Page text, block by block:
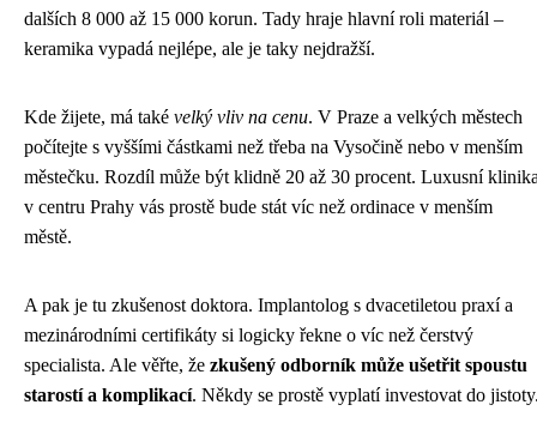
dalších 8 000 až 15 000 korun. Tady hraje hlavní roli materiál –
keramika vypadá nejlépe, ale je taky nejdražší.
Kde žijete, má také velký vliv na cenu. V Praze a velkých městech
počítejte s vyššími částkami než třeba na Vysočině nebo v menším
městečku. Rozdíl může být klidně 20 až 30 procent. Luxusní
v centru Prahy vás prostě bude stát víc než ordinace v menším
městě.
A pak je tu zkušenost doktora. Implantolog s dvacetiletou praxí a
mezinárodními certifikáty si logicky řekne o víc než čerstvý
specialista. Ale věřte, že zkušený odborník může ušetřit spoustu
starostí a komplikací. Někdy se prostě vyplatí investovat do